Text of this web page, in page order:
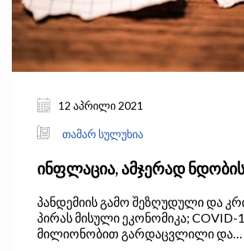
12 აპრილი 2021
თამარ სულუხია
ინფლაცია, ამჯერად ნდობის
პანდემიის გამო შეზღუდული და
პირას მისული ეკონომიკა; COVID-
მილიონობით გარდაცვლილი და